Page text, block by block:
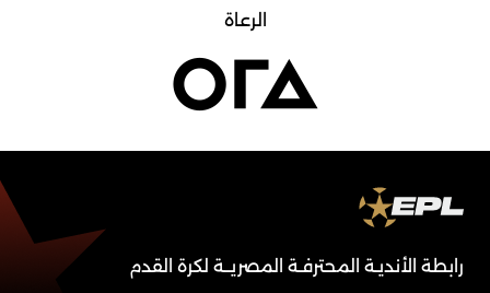
الرعاة
رابطة الأنديـة المحترفـة المصريــة لكرة القدم